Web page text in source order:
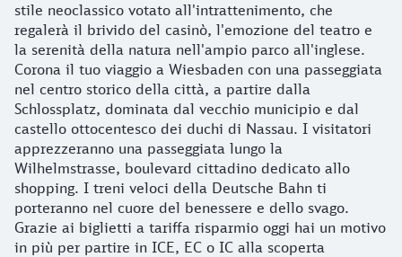
stile neoclassico votato all'intrattenimento, che
regalerà il brivido del casinò, l'emozione del teatro e
la serenità della natura nell'ampio parco all'inglese.
Corona il tuo viaggio a Wiesbaden con una passeggiata
nel centro storico della città, a partire dalla
Schlossplatz, dominata dal vecchio municipio e dal
castello ottocentesco dei duchi di Nassau. I visitatori
apprezzeranno una passeggiata lungo la
Wilhelmstrasse, boulevard cittadino dedicato allo
shopping. I treni veloci della Deutsche Bahn ti
porteranno nel cuore del benessere e dello svago.
Grazie ai biglietti a tariffa risparmio oggi hai un motivo
in più per partire in ICE, EC o IC alla scoperta